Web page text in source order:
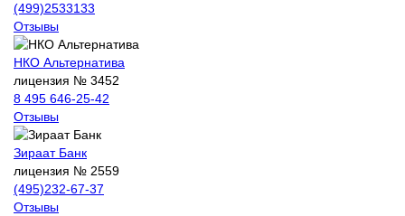
(499)2533133
Отзывы
НКО Альтернатива
лицензия № 3452
8 495 646-25-42
Отзывы
Зираат Банк
лицензия № 2559
(495)232-67-37
Отзывы